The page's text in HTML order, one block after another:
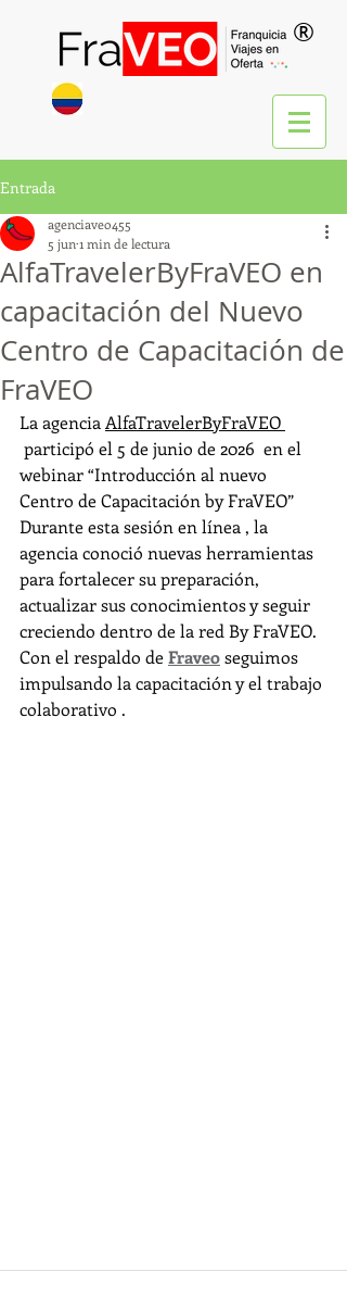
®
Entrada
AlfaTravelerByFraVEO en
capacitación del Nuevo
Centro de Capacitación de
FraVEO
agenciaveo455
5 jun1 min de lectura
La agencia AlfaTravelerByFraVEO
participó el 5 de junio de 2026  en el
webinar “Introducción al nuevo
Centro de Capacitación by FraVEO”
Durante esta sesión en línea , la
agencia conoció nuevas herramientas
para fortalecer su preparación,
actualizar sus conocimientos y seguir
creciendo dentro de la red By FraVEO.
Con el respaldo de Fraveo seguimos
impulsando la capacitación y el trabajo
colaborativo .